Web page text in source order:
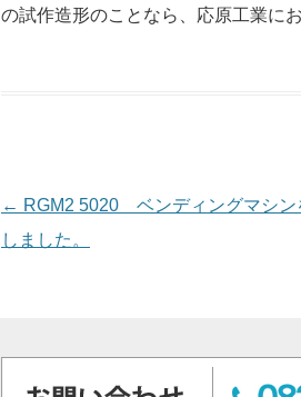
の試作造形のことなら、応原工業に
投稿ナビゲーション
← RGM2 5020 ベンディングマシン
しました。